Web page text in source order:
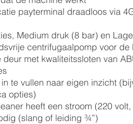
payterminal draadloos via
Medium druk (8 bar) en
centrifugaalpomp voor
deur met kwaliteitssloten van
te vullen naar eigen inzicht
opties)
heeft een stroom (220
(slang of leiding ¾”)